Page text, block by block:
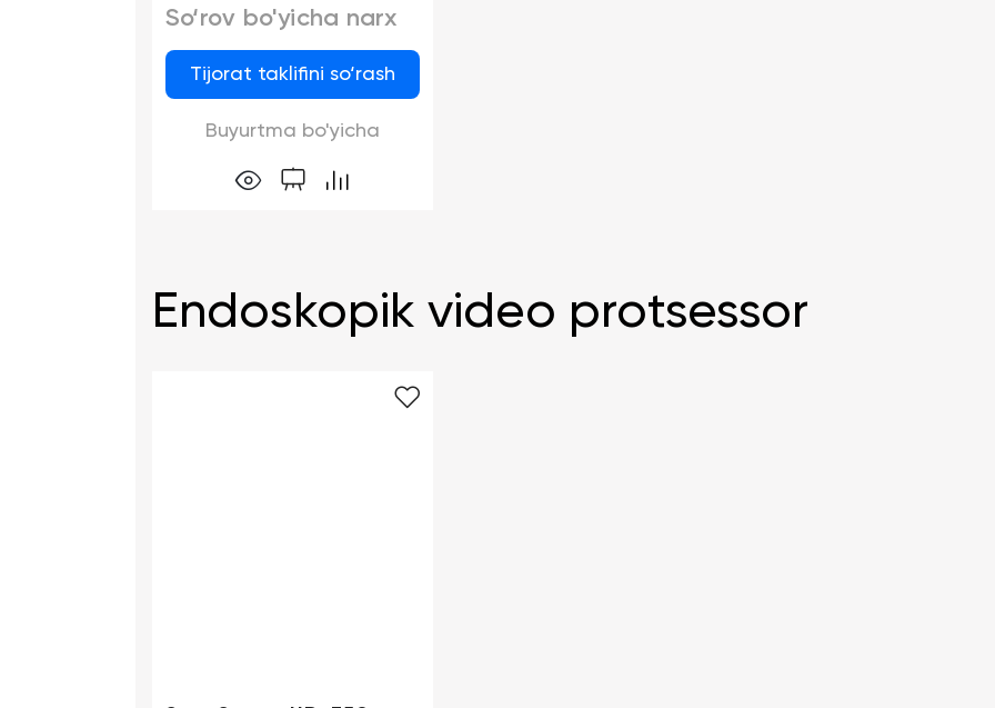
So‘rov bo'yicha narx
Tijorat taklifini so‘rash
Buyurtma bo'yicha
Endoskopik video protsessor